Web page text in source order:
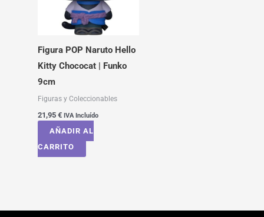
Figura POP Naruto Hello
Kitty Chococat | Funko
9cm
Figuras y Coleccionables
21,95 € IVA Incluído
AÑADIR AL
CARRITO